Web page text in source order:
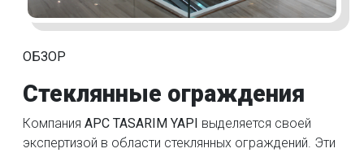
ОБЗОР
Стеклянные ограждения
Компания APC TASARIM YAPI выделяется своей
экспертизой в области стеклянных ограждений. Эти